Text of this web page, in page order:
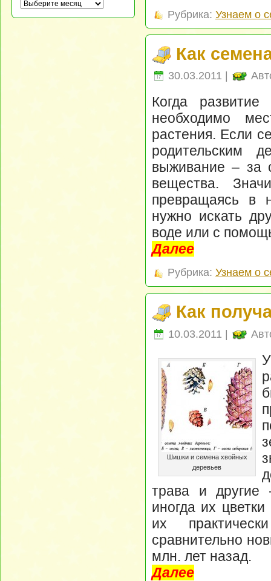
Рубрика: Узнаем о
Как
30.03.2011 |
Когда
необходимо
растения. Если
родительским
выживание – за
вещества.
превращаясь в
нужно искать
воде или с
Далее
Рубрика: Узнаем о
Как
10.03.2011 |
Шишки и семена хвойных
деревьев
трава и другие
иногда их
их
сравнительно
млн. лет назад.
Далее